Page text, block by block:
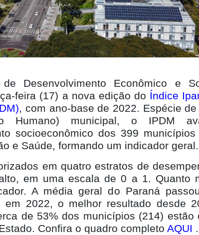
Desenvolvimento Econômico e
feira (17) a nova edição do Índice
, com ano-base de 2022. Espécie de
Humano) municipal, o IPDM
socioeconômico dos 399 municípios
e Saúde, formando um indicador geral.
em quatro estratos de
em uma escala de 0 a 1. Quanto
A média geral do Paraná
2022, o melhor resultado desde
de 53% dos municípios (214) estão
Confira o quadro completo AQUI .